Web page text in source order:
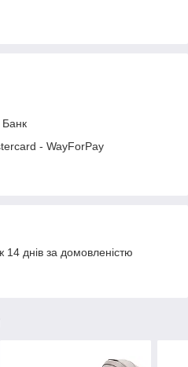
Банк
- WayForPay
днів за домовленістю